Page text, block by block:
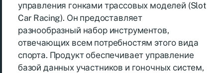
управления гонками трассовых моделей (Slot
Car Racing). Он предоставляет
разнообразный набор инструментов,
отвечающих всем потребностям этого вида
спорта. Продукт обеспечивает управление
базой данных участников и гоночных систем,